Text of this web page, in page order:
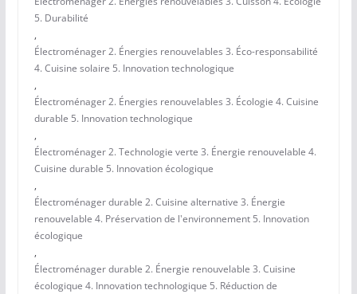
5. Durabilité
,
Électroménager 2. Énergies renouvelables 3. Éco-responsabilité
4. Cuisine solaire 5. Innovation technologique
,
Électroménager 2. Énergies renouvelables 3. Écologie 4. Cuisine
durable 5. Innovation technologique
,
Électroménager 2. Technologie verte 3. Énergie renouvelable 4.
Cuisine durable 5. Innovation écologique
,
Électroménager durable 2. Cuisine alternative 3. Énergie
renouvelable 4. Préservation de l'environnement 5. Innovation
écologique
,
Électroménager durable 2. Énergie renouvelable 3. Cuisine
écologique 4. Innovation technologique 5. Réduction de